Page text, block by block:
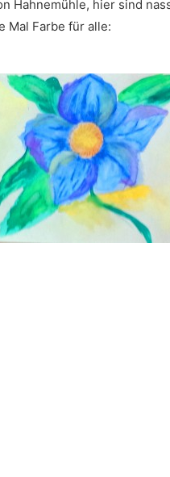
Hahnemühle, hier sind
Mal Farbe für alle: